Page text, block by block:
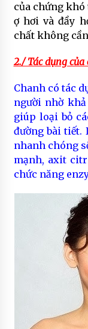
của chứng
ợ hơi và đầy
chất không
2./ Tác dụng
Chanh có tác
người nhờ
giúp loại bỏ
đường bài tiết.
nhanh chóng
mạnh, axit
chức năng